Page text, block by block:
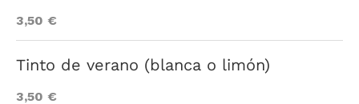
3,50 €
Tinto de verano (blanca o limón)
3,50 €